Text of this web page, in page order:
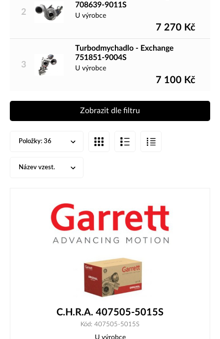
2
708639-9011S
U výrobce
7 270 Kč
3
Turbodmychadlo - Exchange
751851-9004S
U výrobce
7 100 Kč
Zobrazit dle filtru
Položky: 36
Název vzest.
C.H.R.A. 407505-5015S
Kód: 407505-5015S
U výrobce